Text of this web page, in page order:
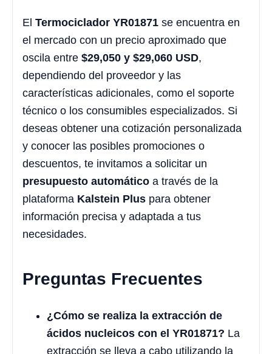
El Termociclador YR01871 se encuentra en
el mercado con un precio aproximado que
oscila entre $29,050 y $29,060 USD,
dependiendo del proveedor y las
características adicionales, como el soporte
técnico o los consumibles especializados. Si
deseas obtener una cotización personalizada
y conocer las posibles promociones o
descuentos, te invitamos a solicitar un
presupuesto automático a través de la
plataforma Kalstein Plus para obtener
información precisa y adaptada a tus
necesidades.
Preguntas Frecuentes
¿Cómo se realiza la extracción de
ácidos nucleicos con el YR01871? La
extracción se lleva a cabo utilizando la